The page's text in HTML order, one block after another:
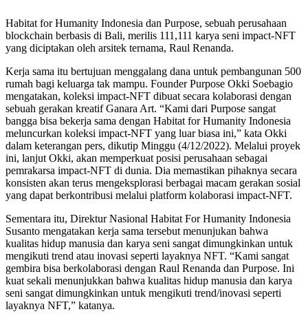
Habitat for Humanity Indonesia dan Purpose, sebuah perusahaan
blockchain berbasis di Bali, merilis 111,111 karya seni impact-NFT
yang diciptakan oleh arsitek ternama, Raul Renanda.
Kerja sama itu bertujuan menggalang dana untuk pembangunan 500
rumah bagi keluarga tak mampu. Founder Purpose Okki Soebagio
mengatakan, koleksi impact-NFT dibuat secara kolaborasi dengan
sebuah gerakan kreatif Ganara Art. “Kami dari Purpose sangat
bangga bisa bekerja sama dengan Habitat for Humanity Indonesia
meluncurkan koleksi impact-NFT yang luar biasa ini,” kata Okki
dalam keterangan pers, dikutip Minggu (4/12/2022). Melalui proyek
ini, lanjut Okki, akan memperkuat posisi perusahaan sebagai
pemrakarsa impact-NFT di dunia. Dia memastikan pihaknya secara
konsisten akan terus mengeksplorasi berbagai macam gerakan sosial
yang dapat berkontribusi melalui platform kolaborasi impact-NFT.
Sementara itu, Direktur Nasional Habitat For Humanity Indonesia
Susanto mengatakan kerja sama tersebut menunjukan bahwa
kualitas hidup manusia dan karya seni sangat dimungkinkan untuk
mengikuti trend atau inovasi seperti layaknya NFT. “Kami sangat
gembira bisa berkolaborasi dengan Raul Renanda dan Purpose. Ini
kuat sekali menunjukkan bahwa kualitas hidup manusia dan karya
seni sangat dimungkinkan untuk mengikuti trend/inovasi seperti
layaknya NFT,” katanya.